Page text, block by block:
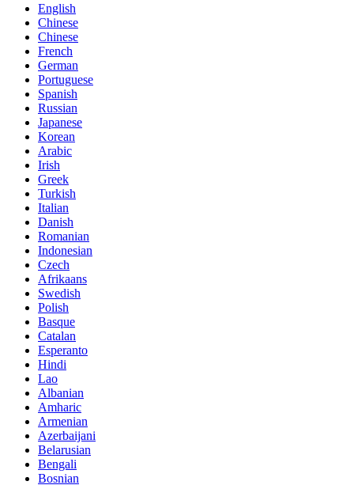
English
Chinese
Chinese
French
German
Portuguese
Spanish
Russian
Japanese
Korean
Arabic
Irish
Greek
Turkish
Italian
Danish
Romanian
Indonesian
Czech
Afrikaans
Swedish
Polish
Basque
Catalan
Esperanto
Hindi
Lao
Albanian
Amharic
Armenian
Azerbaijani
Belarusian
Bengali
Bosnian